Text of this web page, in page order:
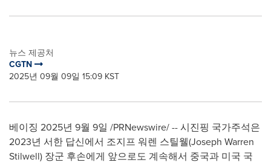
뉴스 제공처
CGTN
2025년 09월 09일 15:09 KST
베이징 2025년 9월 9일 /PRNewswire/ -- 시진핑 국가주석은
2023년 서한 답신에서 조지프 워렌 스틸웰(Joseph Warren
Stilwell) 장군 후손에게 앞으로도 계속해서 중국과 미국 국